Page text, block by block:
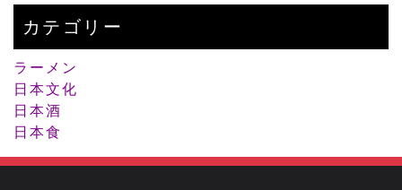
カテゴリー
ラーメン
日本文化
日本酒
日本食